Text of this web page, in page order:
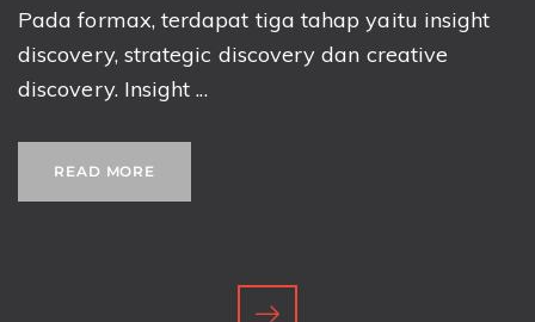
Pada formax, terdapat tiga tahap yaitu insight
discovery, strategic discovery dan creative
discovery. Insight ...
READ MORE